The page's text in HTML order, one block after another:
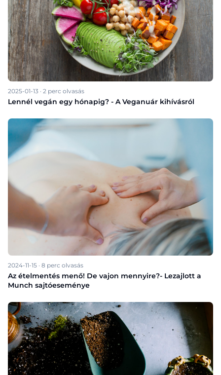
2025-01-13 · 2 perc olvasás
Lennél vegán egy hónapig? - A Veganuár kihívásról
2024-11-15 · 8 perc olvasás
Az ételmentés menő! De vajon mennyire?- Lezajlott a
Munch sajtóeseménye